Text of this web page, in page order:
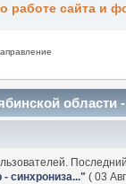
работе сайта и
- синхрониза..." ( 03